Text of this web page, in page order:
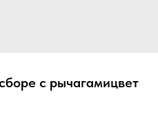
с рычагамицвет